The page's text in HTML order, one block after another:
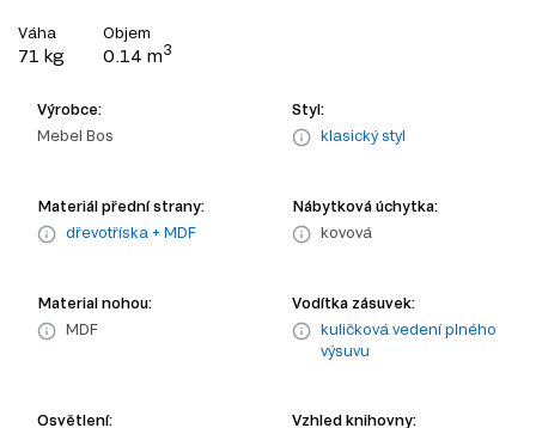
Váha
71 kg
Objem
0.14 m3
Výrobce:
Mebel Bos
Styl:
klasický styl
Materiál přední strany:
dřevotříska + MDF
Nábytková úchytka:
kovová
Material nohou:
MDF
Vodítka zásuvek:
kuličková vedení plného
výsuvu
Osvětlení:
Vzhled knihovny: